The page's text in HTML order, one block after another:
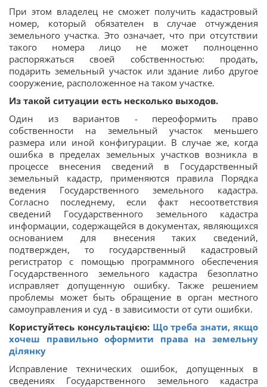
При этом владелец не сможет получить кадастровый
номер, который обязателен в случае отчуждения
земельного участка. Это означает, что при отсутствии
такого номера лицо не может полноценно
распоряжаться своей собственностью: продать,
подарить земельный участок или здание либо другое
сооружение, расположенное на таком участке.
Из такой ситуации есть несколько выходов.
Один из вариантов - переоформить право
собственности на земельный участок меньшего
размера или иной конфигурации. В случае же, когда
ошибка в пределах земельных участков возникла в
процессе внесения сведений в Государственный
земельный кадастр, применяются правила Порядка
ведения Государственного земельного кадастра.
Согласно последнему, если факт несоответствия
сведений Государственного земельного кадастра
информации, содержащейся в документах, являющихся
основанием для внесения таких сведений,
подтвержден, то государственный кадастровый
регистратор с помощью программного обеспечения
Государственного земельного кадастра безоплатно
исправляет допущенную ошибку. Также решением
проблемы может быть обращение в орган местного
самоуправления и суд - в зависимости от сути ошибки.
Користуйтесь консультацією: Що треба знати, якщо
хочеш правильно оформити права на земельну
ділянку
Исправление технических ошибок, допущенных в
сведениях Государственного земельного кадастра